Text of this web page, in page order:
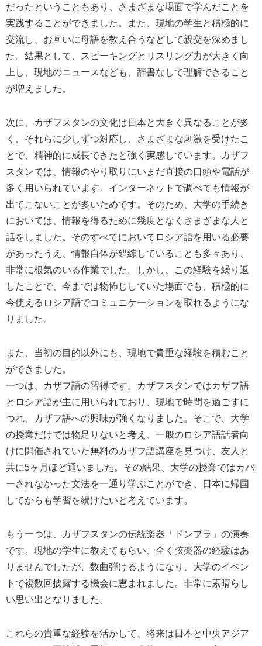
だったということもあり、さまざまな場面で学んだことを
実践することができました。また、現地の学生と積極的に
交流し、お互いに母語を教え合うなどして親交を深めまし
た。結果として、スピーキングとリスリング力が大きく向
上し、現地のニュースなども、辞書なしで理解できること
が増えました。
次に、カザフスタンの文化は日本と大きく異なることが多
く、それらに少しずつ対応し、さまざまな刺激を受けたこ
とで、精神的に成長できたと強く実感しています。カザフ
スタンでは、情報のやり取りにいまだ直接の口頭や電話が
多く用いられています。インターネットで調べても情報が
出てこないことが多いためです。そのため、大学の手続き
においては、情報を得るために幾度となくさまざまな人と
話をしました。そのすべてにおいてロシア語を用いる必要
があったうえ、情報自体が錯綜していることも多々あり、
非常に根気のいる作業でした。しかし、この経験を繰り返
したことで、今までは物怖じしていた場面でも、積極的に
今使えるロシア語でコミュニケーションを取れるようにな
りました。
また、当初の目的以外にも、現地で貴重な経験を積むこと
ができました。
一つは、カザフ語の習得です。カザフスタンではカザフ語
とロシア語が主に用いられており、現地で時間を過ごすに
つれ、カザフ語への興味が強くなりました。そこで、大学
の授業だけでは物足りないと考え、一般のロシア語話者向
けに開催されていた無料のカザフ語講座を見つけ、友人と
共に5ヶ月ほど通いました。その結果、大学の授業ではカバ
ーされなかった文法を一通り学ぶことができ、日本に帰国
してからも学習を続けたいと考えています。
もう一つは、カザフスタンの伝統楽器「ドンブラ」の演奏
です。現地の学生に教えてもらい、全く弦楽器の経験はあ
りませんでしたが、数曲弾けるようになり、大学のイベン
トで複数回披露する機会に恵まれました。非常に素晴らし
い思い出となりました。
これらの貴重な経験を活かして、将来は日本と中央アジア